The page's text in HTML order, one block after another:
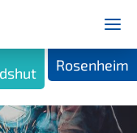
Rosenheim